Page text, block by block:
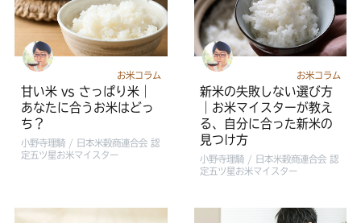
お米コラム
甘い米 vs さっぱり米｜
あなたに合うお米はどっ
ち？
小野寺理騎 / 日本米穀商連合会 認
定五ツ星お米マイスター
お米コラム
新米の失敗しない選び方
｜お米マイスターが教え
る、自分に合った新米の
見つけ方
小野寺理騎 / 日本米穀商連合会 認
定五ツ星お米マイスター